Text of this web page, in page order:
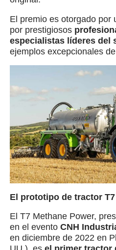
El premio es otorgado por
por prestigiosos
especialistas líderes del
ejemplos excepcionales
El prototipo de tractor
El T7 Methane Power,
en el evento CNH
en diciembre de 2022 en